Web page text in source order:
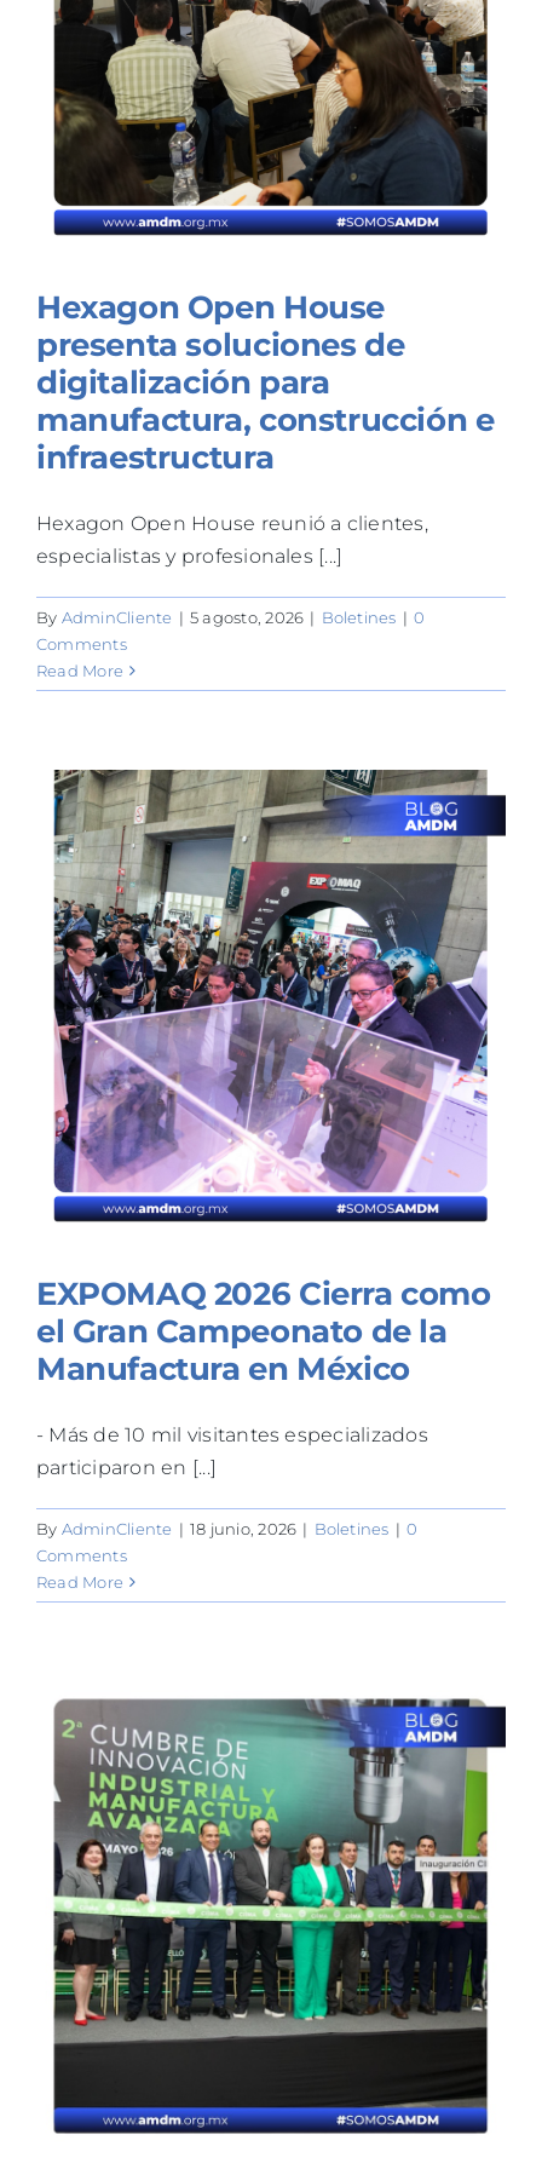
TALLERES
BLOG
Hexagon Open House
presenta soluciones de
digitalización para
manufactura, construcción e
infraestructura
Hexagon Open House reunió a clientes,
especialistas y profesionales [...]
By AdminCliente | 5 agosto, 2026 | Boletines | 0
Comments
Read More
EXPOMAQ 2026 Cierra como
el Gran Campeonato de la
Manufactura en México
- Más de 10 mil visitantes especializados
participaron en [...]
By AdminCliente | 18 junio, 2026 | Boletines | 0
Comments
Read More